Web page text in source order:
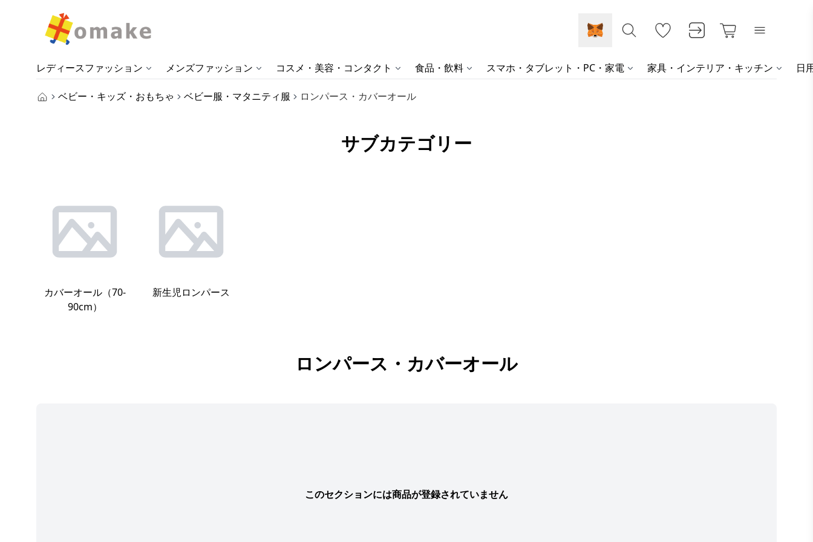
レディースファッション メンズファッション コスメ・美容・コンタクト 食品・飲料 スマホ・タブレット・PC・家電 家具・インテリア・キッチン 日
ベビー・キッズ・おもちゃ ベビー服・マタニティ服 ロンパース・カバーオール
サブカテゴリー
カバーオール（70-
90cm）
新生児ロンパース
ロンパース・カバーオール
このセクションには商品が登録されていません